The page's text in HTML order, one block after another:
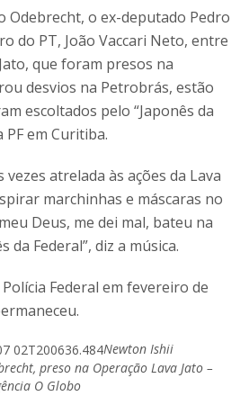
Odebrecht, o ex-deputado Pedro
do PT, João Vaccari Neto, entre
que foram presos na
desvios na Petrobrás, estão
escoltados pelo “Japonês da
PF em Curitiba.
atrelada às ações da Lava
marchinhas e máscaras no
Deus, me dei mal, bateu na
da Federal”, diz a música.
Federal em fevereiro de
Newton Ishii
preso na Operação Lava Jato –
O Globo